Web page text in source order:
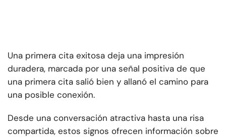
Una primera cita exitosa deja una impresión
duradera, marcada por una señal positiva de que
una primera cita salió bien y allanó el camino para
una posible conexión.
Desde una conversación atractiva hasta una risa
compartida, estos signos ofrecen información sobre